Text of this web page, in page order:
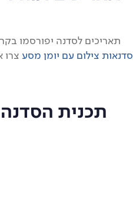
תאריכים לסדנה יפורסמו
סדנאות צילום עם יומן מסע צרו
תכנית הסדנה